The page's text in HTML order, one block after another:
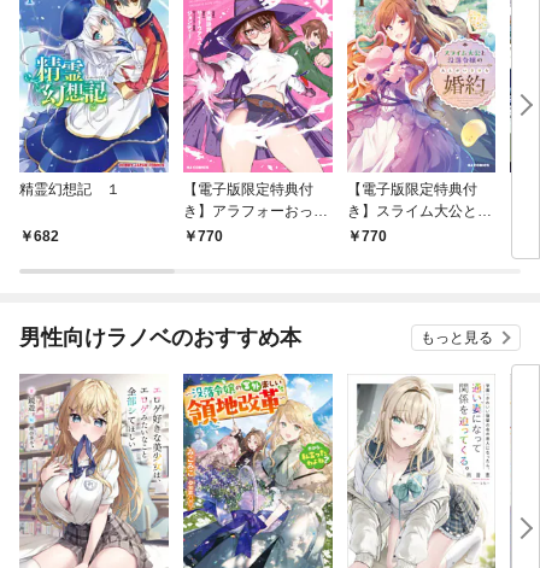
精霊幻想記 １
682
【電子版限定特典付
き】アラフォーおっさ
んはスローライフの夢
770
【電子版限定特典付
き】スライム大公と没
落令嬢のあんがい幸せ
770
男性向けラノベのおすすめ本 もっと見る